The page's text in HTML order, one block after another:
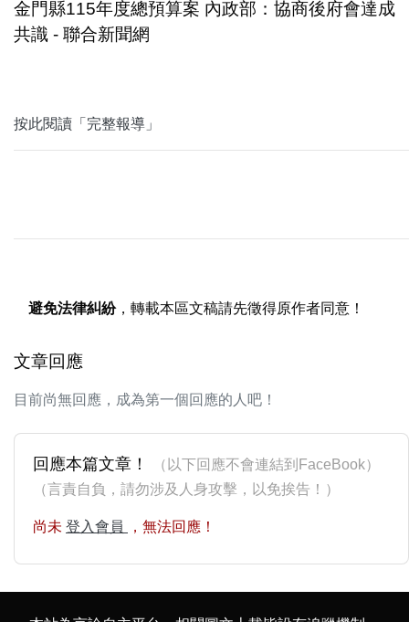
金門縣115年度總預算案 內政部：協商後府會達成
共識 - 聯合新聞網
按此閱讀「完整報導」
避免法律糾紛，轉載本區文稿請先徵得原作者同意！
文章回應
目前尚無回應，成為第一個回應的人吧！
回應本篇文章！
（以下回應不會連結到FaceBook）
（言責自負，請勿涉及人身攻擊，以免挨告！）
尚未 登入會員 ，無法回應！